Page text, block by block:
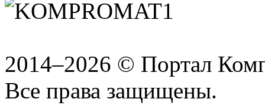
2014–2026 © Портал
Все права защищены.